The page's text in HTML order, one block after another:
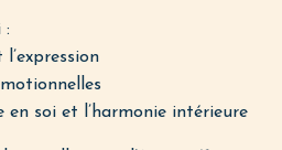
:
en soi et l’harmonie intérieure